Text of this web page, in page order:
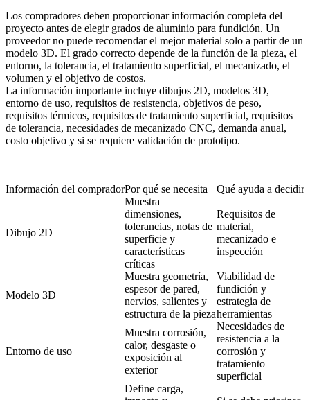
Los compradores deben proporcionar información completa del
proyecto antes de elegir grados de aluminio para fundición. Un
proveedor no puede recomendar el mejor material solo a partir de un
modelo 3D. El grado correcto depende de la función de la pieza, el
entorno, la tolerancia, el tratamiento superficial, el mecanizado, el
volumen y el objetivo de costos.
La información importante incluye dibujos 2D, modelos 3D,
entorno de uso, requisitos de resistencia, objetivos de peso,
requisitos térmicos, requisitos de tratamiento superficial, requisitos
de tolerancia, necesidades de mecanizado CNC, demanda anual,
costo objetivo y si se requiere validación de prototipo.
Información del compradorPor qué se necesita Qué ayuda a decidir
Dibujo 2D
Muestra
dimensiones,
tolerancias, notas de
superficie y
características
críticas
Requisitos de
material,
mecanizado e
inspección
Modelo 3D
Muestra geometría,
espesor de pared,
nervios, salientes y
estructura de la pieza
Viabilidad de
fundición y
estrategia de
herramientas
Entorno de uso
Muestra corrosión,
calor, desgaste o
exposición al
exterior
Necesidades de
resistencia a la
corrosión y
tratamiento
superficial
Define carga,